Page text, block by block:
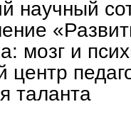
научный
мозг и
центр
таланта